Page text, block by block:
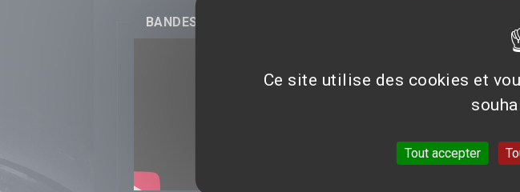
BANDES-ANNONCES
ses fantômes,
qui exigera les
AVIS/CRITIQUE DU
Ce site utilise des cookies et
Tout accepter